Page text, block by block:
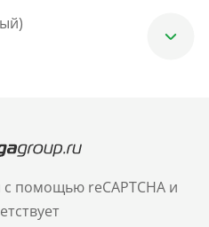
помощью reCAPTCHA и